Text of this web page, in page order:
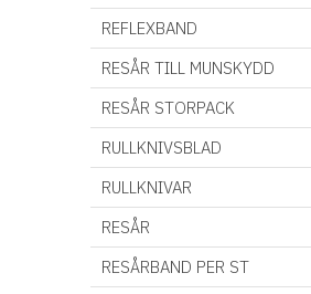
REFLEXBAND
RESÅR TILL MUNSKYDD
RESÅR STORPACK
RULLKNIVSBLAD
RULLKNIVAR
RESÅR
RESÅRBAND PER ST